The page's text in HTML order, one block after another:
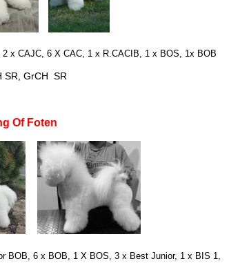
CAJC, 6 X CAC, 1 x R.CACIB, 1 x BOS, 1x BOB
SR
Foten
BOB, 6 x BOB, 1 X BOS, 3 x Best Junior, 1 x BIS